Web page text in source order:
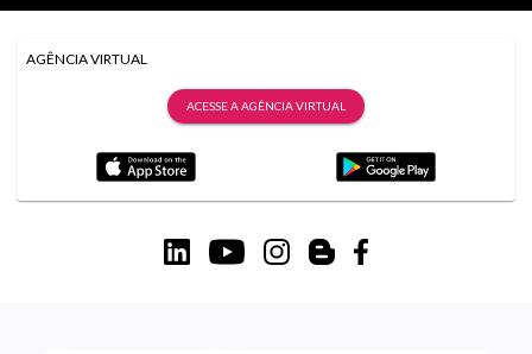
AGÊNCIA VIRTUAL
ACESSE A AGÊNCIA VIRTUAL